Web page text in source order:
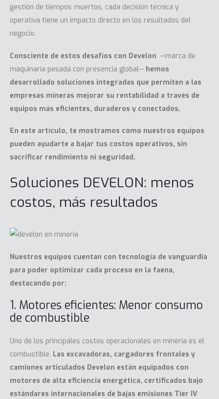
gestión de tiempos muertos, cada decisión técnica y
operativa tiene un impacto directo en los resultados del
negocio.
Consciente de estos desafíos con Develon —marca de
maquinaria pesada con presencia global— hemos
desarrollado soluciones integradas que permiten a las
empresas mineras mejorar su rentabilidad a través de
equipos más eficientes, duraderos y conectados.
En este artículo, te mostramos cómo nuestros equipos
pueden ayudarte a bajar tus costos operativos, sin
sacrificar rendimiento ni seguridad.
Soluciones DEVELON: menos
costos, más resultados
Nuestros equipos cuentan con tecnología de vanguardia
para poder optimizar cada proceso en la faena,
destacando por:
1. Motores eficientes: Menor consumo
de combustible
Uno de los principales costos operacionales en minería es el
combustible. Las excavadoras, cargadores frontales y
camiones articulados Develon están equipados con
motores de alta eficiencia energética, certificados bajo
estándares internacionales de bajas emisiones Tier IV